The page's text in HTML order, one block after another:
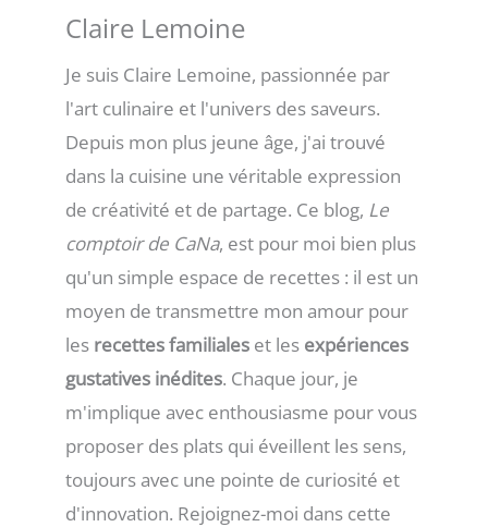
Claire Lemoine
Je suis Claire Lemoine, passionnée par
l'art culinaire et l'univers des saveurs.
Depuis mon plus jeune âge, j'ai trouvé
dans la cuisine une véritable expression
de créativité et de partage. Ce blog, Le
comptoir de CaNa, est pour moi bien plus
qu'un simple espace de recettes : il est un
moyen de transmettre mon amour pour
les recettes familiales et les expériences
gustatives inédites. Chaque jour, je
m'implique avec enthousiasme pour vous
proposer des plats qui éveillent les sens,
toujours avec une pointe de curiosité et
d'innovation. Rejoignez-moi dans cette